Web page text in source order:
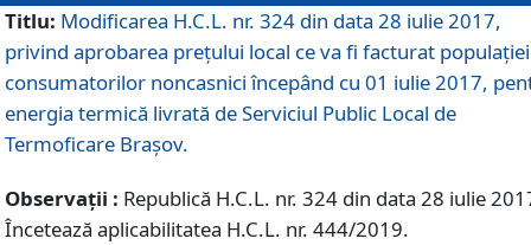
Titlu: Modificarea H.C.L. nr. 324 din data 28 iulie 2017,
privind aprobarea preţului local ce va fi facturat
consumatorilor noncasnici începând cu 01 iulie 2017,
energia termică livrată de Serviciul Public Local de
Termoficare Braşov.
Observații : Republică H.C.L. nr. 324 din data 28 iulie
Încetează aplicabilitatea H.C.L. nr. 444/2019.